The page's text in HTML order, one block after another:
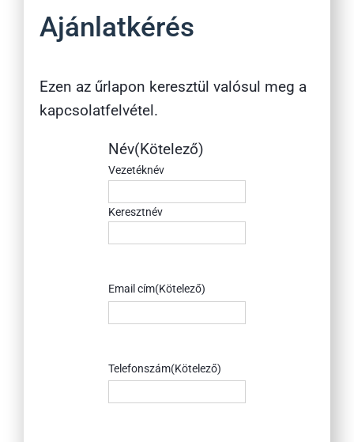
Ajánlatkérés
Ezen az űrlapon keresztül valósul meg a
kapcsolatfelvétel.
Név(Kötelező)
Vezetéknév
Keresztnév
Email cím(Kötelező)
Telefonszám(Kötelező)